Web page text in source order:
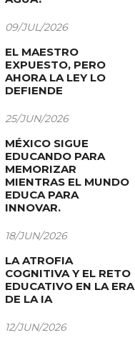
09/JUL/2026
EL MAESTRO
EXPUESTO, PERO
AHORA LA LEY LO
DEFIENDE
25/JUN/2026
MÉXICO SIGUE
EDUCANDO PARA
MEMORIZAR
MIENTRAS EL MUNDO
EDUCA PARA
INNOVAR.
18/JUN/2026
LA ATROFIA
COGNITIVA Y EL RETO
EDUCATIVO EN LA ERA
DE LA IA
12/JUN/2026